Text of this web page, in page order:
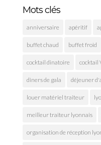
Mots clés
anniversaire apéritif
buffet chaud buffet froid
cocktail dinatoire cocktail
diners de gala déjeuner
louer matériel traiteur
meilleur traiteur lyonnais
organisation de réception